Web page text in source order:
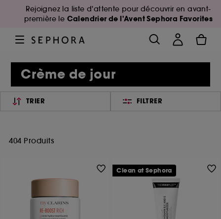
Rejoignez la liste d'attente pour découvrir en avant-
première le Calendrier de l'Avent Sephora Favorites
Crème de jour
TRIER FILTRER
404 Produits
Clean at Sephora